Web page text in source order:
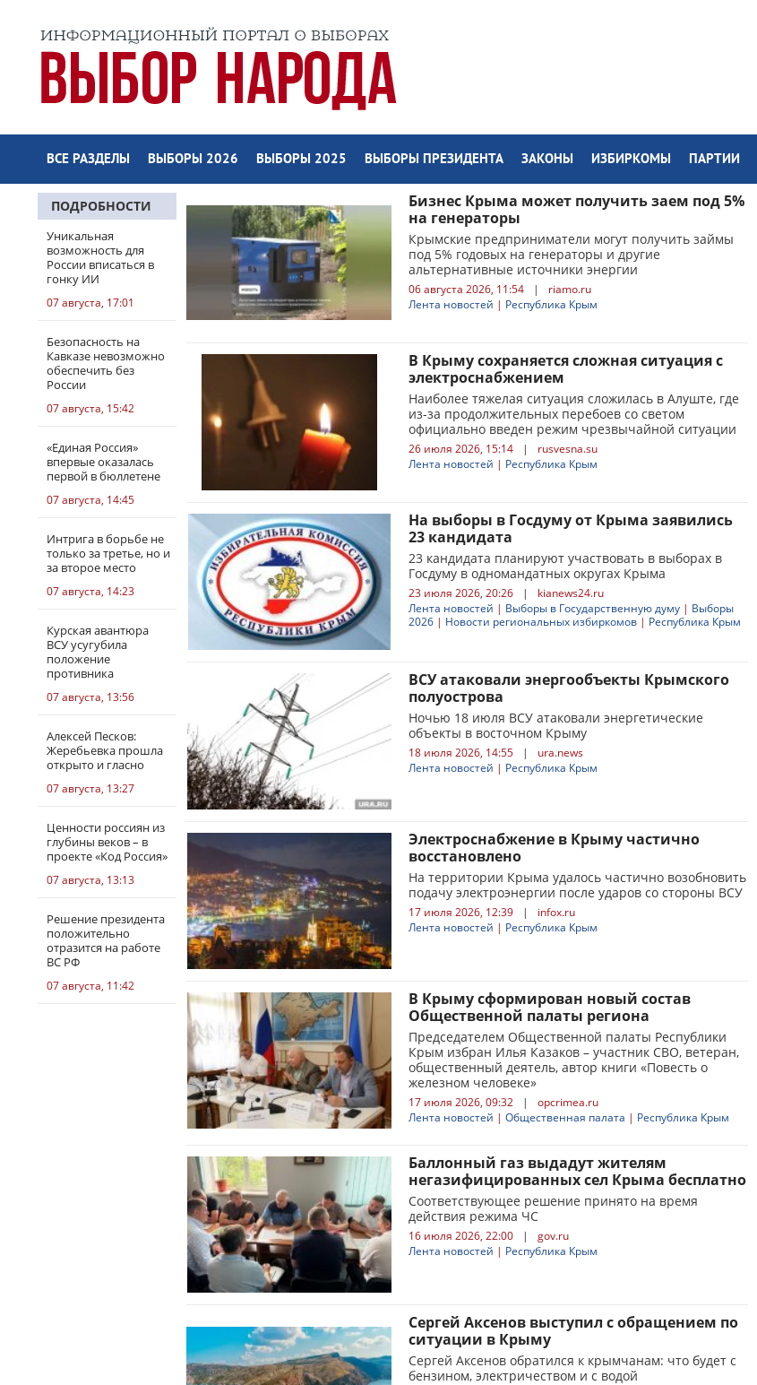
ВСЕ РАЗДЕЛЫ ВЫБОРЫ 2026 ВЫБОРЫ 2025 ВЫБОРЫ ПРЕЗИДЕНТА ЗАКОНЫ ИЗБИРКОМЫ ПАРТИИ
ПОДРОБНОСТИ
Уникальная
возможность для
России вписаться в
гонку ИИ
07 августа, 17:01
Безопасность на
Кавказе невозможно
обеспечить без
России
07 августа, 15:42
«Единая Россия»
впервые оказалась
первой в бюллетене
07 августа, 14:45
Интрига в борьбе не
только за третье, но и
за второе место
07 августа, 14:23
Курская авантюра
ВСУ усугубила
положение
противника
07 августа, 13:56
Алексей Песков:
Жеребьевка прошла
открыто и гласно
07 августа, 13:27
Ценности россиян из
глубины веков – в
проекте «Код Россия»
07 августа, 13:13
Решение президента
положительно
отразится на работе
ВС РФ
07 августа, 11:42
Бизнес Крыма может получить заем под 5%
на генераторы
Крымские предприниматели могут получить займы
под 5% годовых на генераторы и другие
альтернативные источники энергии
06 августа 2026, 11:54 |
riamo.ru
Лента новостей | Республика Крым
В Крыму сохраняется сложная ситуация с
электроснабжением
Наиболее тяжелая ситуация сложилась в Алуште, где
из-за продолжительных перебоев со светом
официально введен режим чрезвычайной ситуации
26 июля 2026, 15:14 |
rusvesna.su
Лента новостей | Республика Крым
На выборы в Госдуму от Крыма заявились
23 кандидата
23 кандидата планируют участвовать в выборах в
Госдуму в одномандатных округах Крыма
23 июля 2026, 20:26 |
kianews24.ru
Лента новостей | Выборы в Государственную думу | Выборы
2026 | Новости региональных избиркомов | Республика Крым
ВСУ атаковали энергообъекты Крымского
полуострова
Ночью 18 июля ВСУ атаковали энергетические
объекты в восточном Крыму
18 июля 2026, 14:55 |
ura.news
Лента новостей | Республика Крым
Электроснабжение в Крыму частично
восстановлено
На территории Крыма удалось частично возобновить
подачу электроэнергии после ударов со стороны ВСУ
17 июля 2026, 12:39 |
infox.ru
Лента новостей | Республика Крым
В Крыму сформирован новый состав
Общественной палаты региона
Председателем Общественной палаты Республики
Крым избран Илья Казаков – участник СВО, ветеран,
общественный деятель, автор книги «Повесть о
железном человеке»
17 июля 2026, 09:32 |
opcrimea.ru
Лента новостей | Общественная палата | Республика Крым
Баллонный газ выдадут жителям
негазифицированных сел Крыма бесплатно
Соответствующее решение принято на время
действия режима ЧС
16 июля 2026, 22:00 |
gov.ru
Лента новостей | Республика Крым
Сергей Аксенов выступил с обращением по
ситуации в Крыму
Сергей Аксенов обратился к крымчанам: что будет с
бензином, электричеством и с водой